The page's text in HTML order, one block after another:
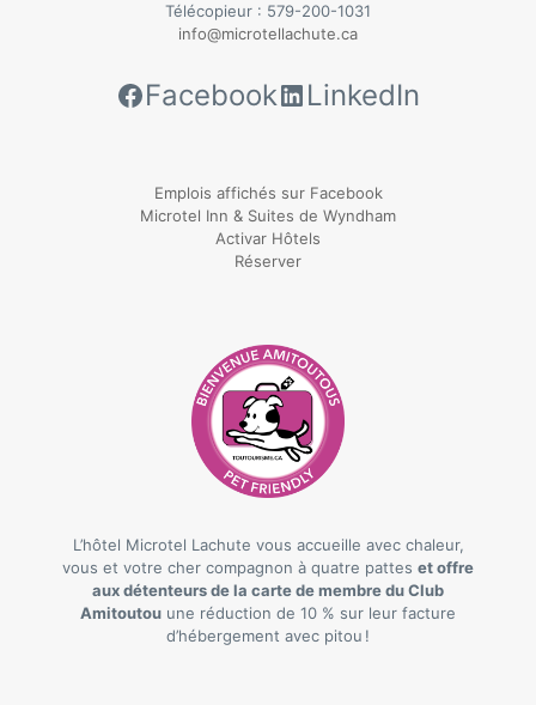
Télécopieur : 579-200-1031
info@microtellachute.ca
Facebook LinkedIn
Emplois affichés sur Facebook
Microtel Inn & Suites de Wyndham
Activar Hôtels
Réserver
L’hôtel Microtel Lachute vous accueille avec chaleur,
vous et votre cher compagnon à quatre pattes et offre
aux détenteurs de la carte de membre du Club
Amitoutou une réduction de 10 % sur leur facture
d’hébergement avec pitou !